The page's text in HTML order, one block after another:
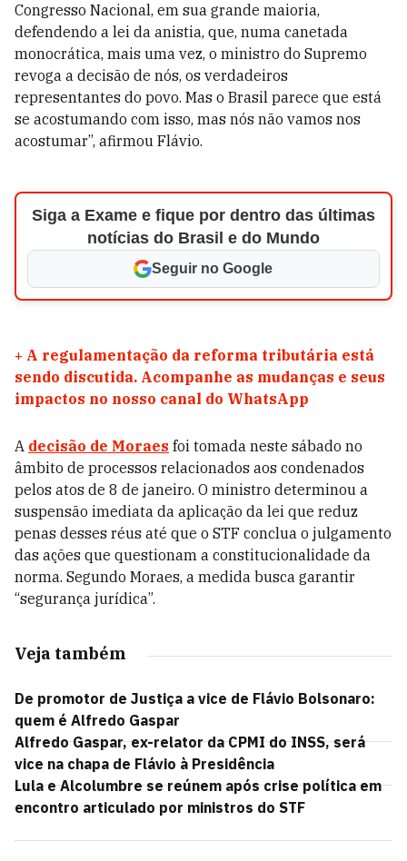
Congresso Nacional, em sua grande maioria,
defendendo a lei da anistia, que, numa canetada
monocrática, mais uma vez, o ministro do Supremo
revoga a decisão de nós, os verdadeiros
representantes do povo. Mas o Brasil parece que está
se acostumando com isso, mas nós não vamos nos
acostumar”, afirmou Flávio.
Siga a Exame e fique por dentro das últimas
notícias do Brasil e do Mundo
Seguir no Google
+ A regulamentação da reforma tributária está
sendo discutida. Acompanhe as mudanças e seus
impactos no nosso canal do WhatsApp
A decisão de Moraes foi tomada neste sábado no
âmbito de processos relacionados aos condenados
pelos atos de 8 de janeiro. O ministro determinou a
suspensão imediata da aplicação da lei que reduz
penas desses réus até que o STF conclua o julgamento
das ações que questionam a constitucionalidade da
norma. Segundo Moraes, a medida busca garantir
“segurança jurídica”.
Veja também
De promotor de Justiça a vice de Flávio Bolsonaro:
quem é Alfredo Gaspar
Alfredo Gaspar, ex-relator da CPMI do INSS, será
vice na chapa de Flávio à Presidência
Lula e Alcolumbre se reúnem após crise política em
encontro articulado por ministros do STF